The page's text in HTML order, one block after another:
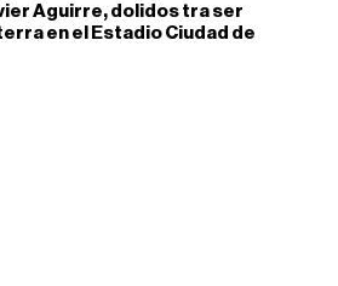
Aguirre, dolidos tra ser
en el Estadio Ciudad de